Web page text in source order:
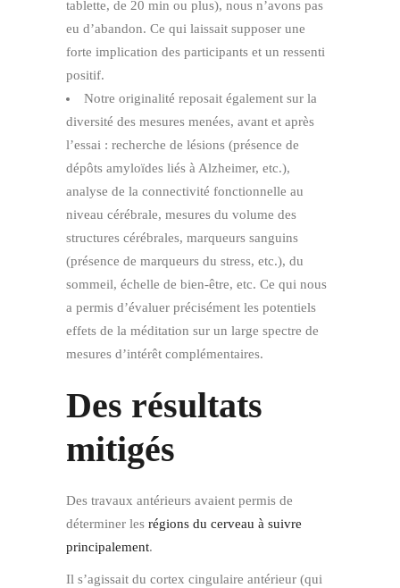
tablette, de 20 min ou plus), nous n’avons pas
eu d’abandon. Ce qui laissait supposer une
forte implication des participants et un ressenti
positif.
Notre originalité reposait également sur la
diversité des mesures menées, avant et après
l’essai : recherche de lésions (présence de
dépôts amyloïdes liés à Alzheimer, etc.),
analyse de la connectivité fonctionnelle au
niveau cérébrale, mesures du volume des
structures cérébrales, marqueurs sanguins
(présence de marqueurs du stress, etc.), du
sommeil, échelle de bien-être, etc. Ce qui nous
a permis d’évaluer précisément les potentiels
effets de la méditation sur un large spectre de
mesures d’intérêt complémentaires.
Des résultats
mitigés
Des travaux antérieurs avaient permis de
déterminer les régions du cerveau à suivre
principalement.
Il s’agissait du cortex cingulaire antérieur (qui